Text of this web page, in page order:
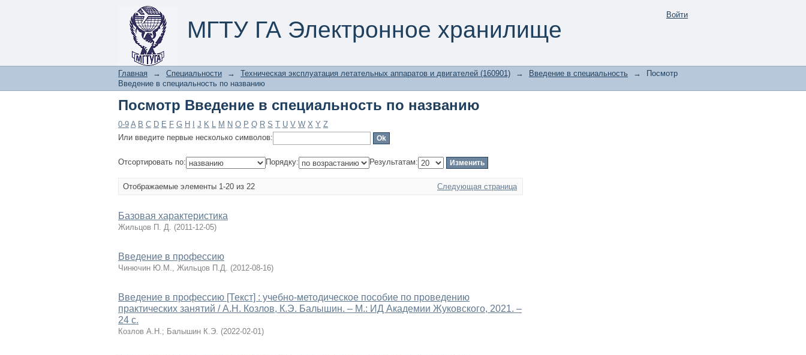
МГТУ ГА Электронное хранилище
Посмотр Введение в специальность по названию Войти
Главная → Специальности → Техническая эксплуатация летательных аппаратов и двигателей (160901) → Введение в специальность →
Посмотр
Введение в специальность по названию
Посмотр Введение в специальность по названию
0-9 A B C D E F G H J K L M N O P Q R S T U V W X Y Z
Или введите первые несколько символов:
Отсортировать по: Порядку: Результатам:
Отображаемые элементы 1-20 из 22 Следующая страница
Базовая характеристика
Жильцов П. Д. (2011-12-05)
Введение в профессию
Чинючин Ю.М., Жильцов П.Д. (2012-08-16)
Введение в профессию [Текст] : учебно-методическое пособие по проведению
практических занятий / А.Н. Козлов, К.Э. Балышин. – М.: ИД Академии Жуковского, 2021. –
24 с.
Козлов А.Н.; Балышин К.Э. (2022-02-01)